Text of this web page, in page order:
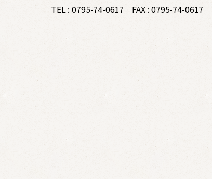
TEL : 0795-74-0617 FAX : 0795-74-0617